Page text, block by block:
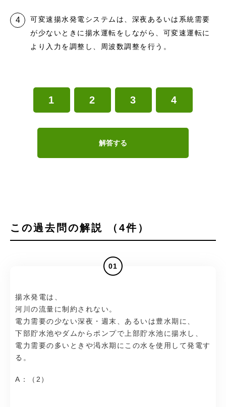
可変速揚水発電システムは、深夜あるいは系統需要
が少ないときに揚水運転をしながら、可変速運転に
より入力を調整し、周波数調整を行う。
1 2 3 4
解答する
この過去問の解説 （4件）
01
揚水発電は、
河川の流量に制約されない。
電力需要の少ない深夜・週末、あるいは豊水期に、
下部貯水池やダムからポンプで上部貯水池に揚水し、
電力需要の多いときや渇水期にこの水を使用して発電す
る。
A：（2）